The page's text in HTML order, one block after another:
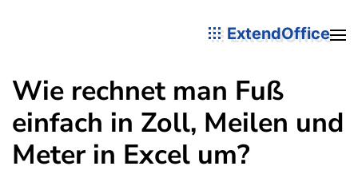
ExtendOffice
Wie rechnet man Fuß
einfach in Zoll, Meilen und
Meter in Excel um?